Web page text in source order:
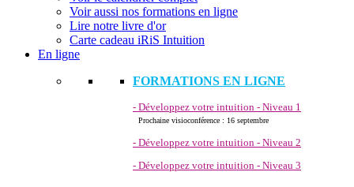
Voir aussi nos formations en ligne
Lire notre livre d'or
Carte cadeau iRiS Intuition
En ligne
FORMATIONS EN LIGNE
- Développez votre intuition - Niveau 1
Prochaine visioconférence : 16 septembre
- Développez votre intuition - Niveau 2
- Développez votre intuition - Niveau 3